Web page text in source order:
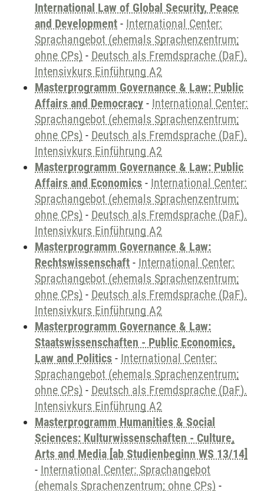
International Law of Global Security, Peace
and Development - International Center:
Sprachangebot (ehemals Sprachenzentrum;
ohne CPs) - Deutsch als Fremdsprache (DaF).
Intensivkurs Einführung A2
Masterprogramm Governance & Law: Public
Affairs and Democracy - International Center:
Sprachangebot (ehemals Sprachenzentrum;
ohne CPs) - Deutsch als Fremdsprache (DaF).
Intensivkurs Einführung A2
Masterprogramm Governance & Law: Public
Affairs and Economics - International Center:
Sprachangebot (ehemals Sprachenzentrum;
ohne CPs) - Deutsch als Fremdsprache (DaF).
Intensivkurs Einführung A2
Masterprogramm Governance & Law:
Rechtswissenschaft - International Center:
Sprachangebot (ehemals Sprachenzentrum;
ohne CPs) - Deutsch als Fremdsprache (DaF).
Intensivkurs Einführung A2
Masterprogramm Governance & Law:
Staatswissenschaften - Public Economics,
Law and Politics - International Center:
Sprachangebot (ehemals Sprachenzentrum;
ohne CPs) - Deutsch als Fremdsprache (DaF).
Intensivkurs Einführung A2
Masterprogramm Humanities & Social
Sciences: Kulturwissenschaften - Culture,
Arts and Media [ab Studienbeginn WS 13/14]
- International Center: Sprachangebot
(ehemals Sprachenzentrum; ohne CPs) -